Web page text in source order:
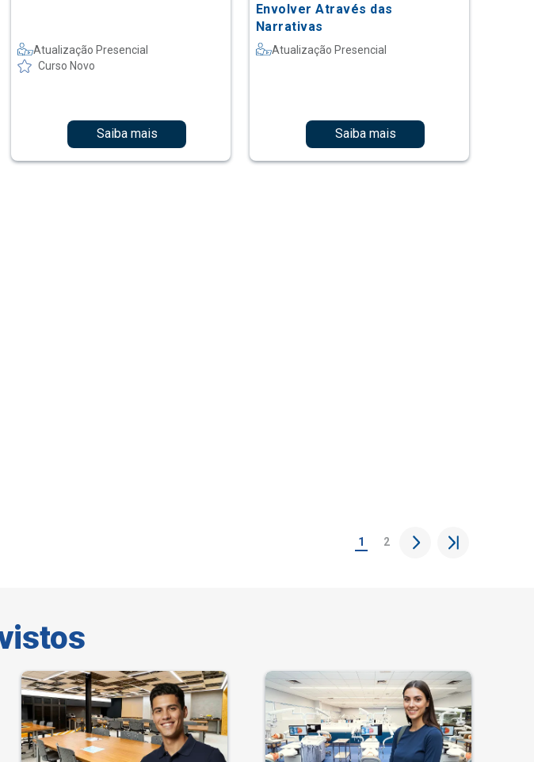
Atualização Presencial
Curso Novo
Saiba mais
Envolver Através das
Narrativas
Atualização Presencial
Saiba mais
1 2